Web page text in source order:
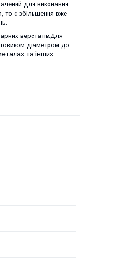
для виконання
то є збільшення вже
верстатів.Для
діаметром до
та інших